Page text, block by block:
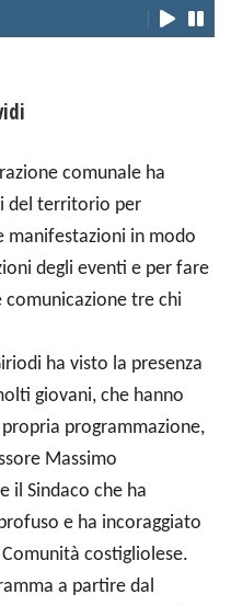
comunale ha
del territorio per
manifestazioni in modo
degli eventi e per fare
comunicazione tre chi
ha visto la presenza
giovani, che hanno
programmazione,
Massimo
il Sindaco che ha
e ha incoraggiato
costigliolese.
a partire dal